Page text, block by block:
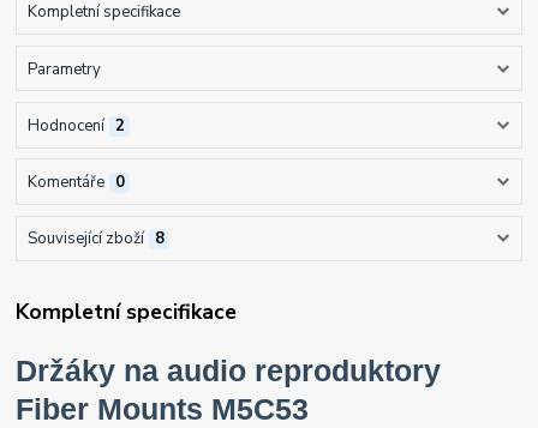
Kompletní specifikace
Parametry
Hodnocení 2
Komentáře 0
Související zboží 8
Kompletní specifikace
Držáky na audio reproduktory
Fiber Mounts M5C53